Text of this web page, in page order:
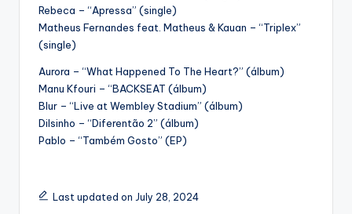
Rebeca – “Apressa” (single)
Matheus Fernandes feat. Matheus & Kauan – “Triplex”
(single)
Aurora – “What Happened To The Heart?” (álbum)
Manu Kfouri – “BACKSEAT (álbum)
Blur – “Live at Wembley Stadium” (álbum)
Dilsinho – “Diferentão 2” (álbum)
Pablo – “Também Gosto” (EP)
Last updated on July 28, 2024